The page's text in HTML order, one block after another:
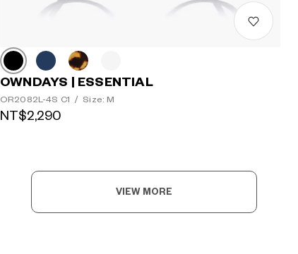
OWNDAYS | ESSENTIAL
OR2082L-4S C1 / Size: M
NT$2,290
VIEW MORE